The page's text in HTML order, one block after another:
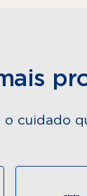
cuidado